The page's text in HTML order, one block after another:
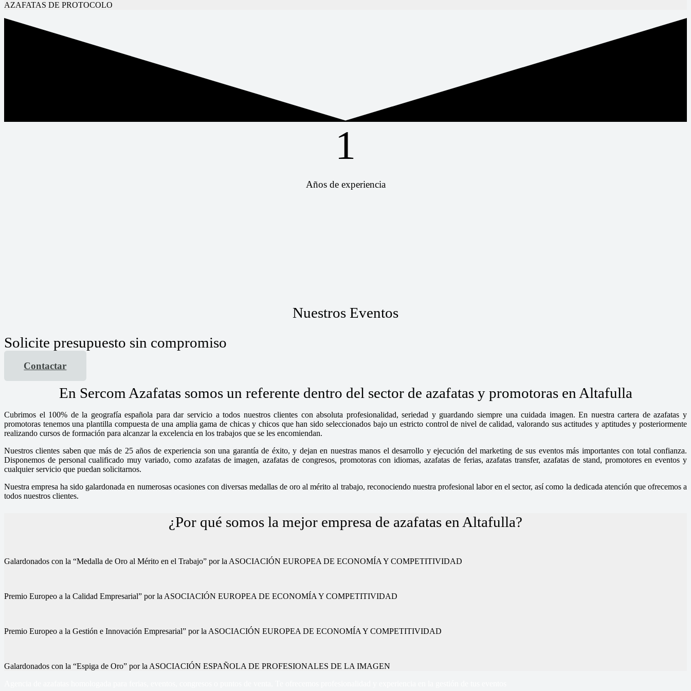
AZAFATAS DE PROTOCOLO
1
Años de experiencia
Nuestros Eventos
Solicite presupuesto sin compromiso
Contactar
En Sercom Azafatas somos un referente dentro del sector de azafatas y promotoras en Altafulla
Cubrimos el 100% de la geografía española para dar servicio a todos nuestros clientes con absoluta profesionalidad, seriedad y guardando siempre una cuidada imagen. En nuestra cartera de azafatas y
promotoras tenemos una plantilla compuesta de una amplia gama de chicas y chicos que han sido seleccionados bajo un estricto control de nivel de calidad, valorando sus actitudes y aptitudes y posteriormente
realizando cursos de formación para alcanzar la excelencia en los trabajos que se les encomiendan.
Nuestros clientes saben que más de 25 años de experiencia son una garantía de éxito, y dejan en nuestras manos el desarrollo y ejecución del marketing de sus eventos más importantes con total confianza.
Disponemos de personal cualificado muy variado, como azafatas de imagen, azafatas de congresos, promotoras con idiomas, azafatas de ferias, azafatas transfer, azafatas de stand, promotores en eventos y
cualquier servicio que puedan solicitarnos.
Nuestra empresa ha sido galardonada en numerosas ocasiones con diversas medallas de oro al mérito al trabajo, reconociendo nuestra profesional labor en el sector, así como la dedicada atención que ofrecemos a
todos nuestros clientes.
¿Por qué somos la mejor empresa de azafatas en Altafulla?
Galardonados con la “Medalla de Oro al Mérito en el Trabajo” por la ASOCIACIÓN EUROPEA DE ECONOMÍA Y COMPETITIVIDAD
Premio Europeo a la Calidad Empresarial” por la ASOCIACIÓN EUROPEA DE ECONOMÍA Y COMPETITIVIDAD
Premio Europeo a la Gestión e Innovación Empresarial” por la ASOCIACIÓN EUROPEA DE ECONOMÍA Y COMPETITIVIDAD
Galardonados con la “Espiga de Oro” por la ASOCIACIÓN ESPAÑOLA DE PROFESIONALES DE LA IMAGEN